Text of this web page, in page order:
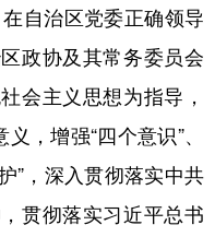
自治区党委正确领导
政协及其常务委员会
会主义思想为指导，
，增强“四个意识”、
”，深入贯彻落实中共
贯彻落实习近平总书